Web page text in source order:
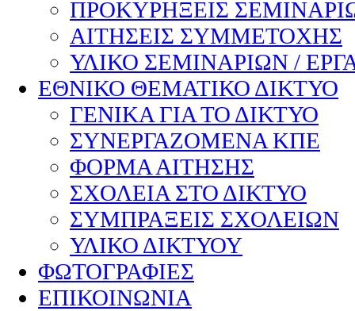
ΠΡΟΚΥΡΗΞΕΙΣ
ΑΙΤΗΣΕΙΣ ΣΥΜΜΕΤΟΧΗΣ
ΥΛΙΚΟ ΣΕΜΙΝΑΡΙΩΝ /
ΕΘΝΙΚΟ ΘΕΜΑΤΙΚΟ ΔΙΚΤΥΟ
ΓΕΝΙΚΑ ΓΙΑ ΤΟ ΔΙΚΤΥΟ
ΣΥΝΕΡΓΑΖΟΜΕΝΑ ΚΠΕ
ΦΟΡΜΑ ΑΙΤΗΣΗΣ
ΣΧΟΛΕΙΑ ΣΤΟ ΔΙΚΤΥΟ
ΣΥΜΠΡΑΞΕΙΣ ΣΧΟΛΕΙΩΝ
ΥΛΙΚΟ ΔΙΚΤΥΟΥ
ΦΩΤΟΓΡΑΦΙΕΣ
ΕΠΙΚΟΙΝΩΝΙΑ